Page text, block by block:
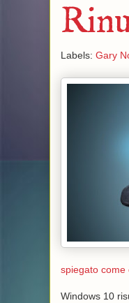
Labels: Gary
spiegato come
Windows 10